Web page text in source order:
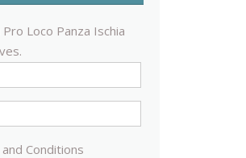
Loco Panza Ischia
Conditions